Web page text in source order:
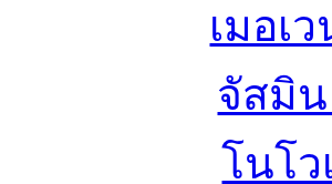
เมอเ
จัสมิ
โนโ